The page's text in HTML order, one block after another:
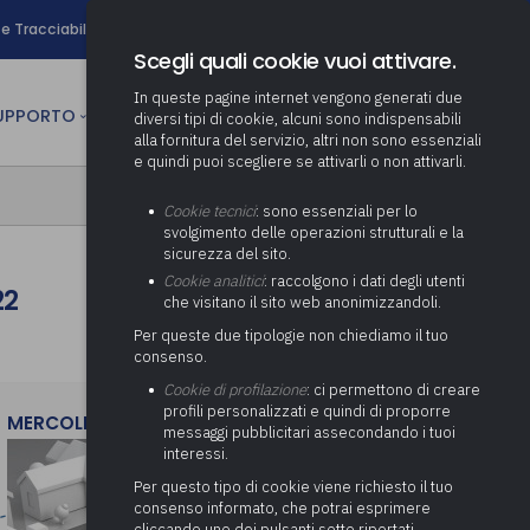
e Tracciabilità
Determinazione fondo risorse
decentrate
Pratiche previdenziali
ai comuni per l’attivazione di
(Partenariato Pubblico
Privato)
Società e organismi
adempimenti degli enti locali
Adeguamento del sistema di
gestione documentale alle
nuove linee guida sul
documento informatico
Protezione dei Dati (RPD,
altrimenti denominato Data
Protection Officer, DPO)
Supporto transizione al
digitale
Gestione IVA
Gestione IRAP
Consolidato
Relazione di fine e inizio
mandato
Supporto alla predisposizione
del Piano Economico-
Attività di supporto Gare
Energetiche (ex Legge 10/91)
Controllo Pratiche Sismiche
CULTURA person AREA RISERVATA
MERCOLEDì 29 LUGLIO 2026
Scegli quali cookie vuoi attivare.
In queste pagine internet vengono generati due
diversi tipi di cookie, alcuni sono indispensabili
alla fornitura del servizio, altri non sono essenziali
e quindi puoi scegliere se attivarli o non attivarli.
Cookie tecnici: sono essenziali per lo
svolgimento delle operazioni strutturali e la
sicurezza del sito.
Cookie analitici: raccolgono i dati degli utenti
che visitano il sito web anonimizzandoli.
Per queste due tipologie non chiediamo il tuo
consenso.
Cookie di profilazione: ci permettono di creare
profili personalizzati e quindi di proporre
messaggi pubblicitari assecondando i tuoi
interessi.
Per questo tipo di cookie viene richiesto il tuo
consenso informato, che potrai esprimere